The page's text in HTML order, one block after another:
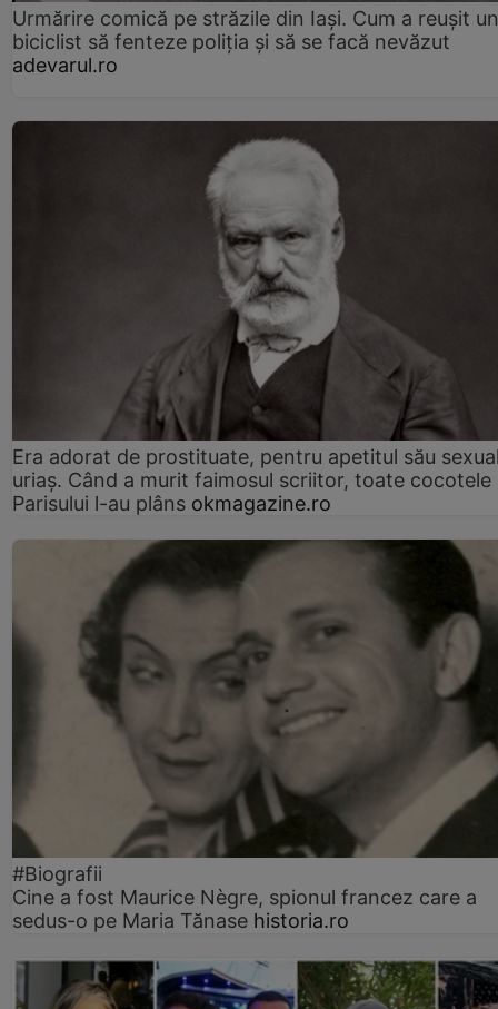
Urmărire comică pe străzile din Iași. Cum a reușit un
biciclist să fenteze poliția și să se facă nevăzut
adevarul.ro
Era adorat de prostituate, pentru apetitul său
uriaș. Când a murit faimosul scriitor, toate cocotele
Parisului l-au plâns okmagazine.ro
#Biografii
Cine a fost Maurice Nègre, spionul francez care a
sedus-o pe Maria Tănase historia.ro